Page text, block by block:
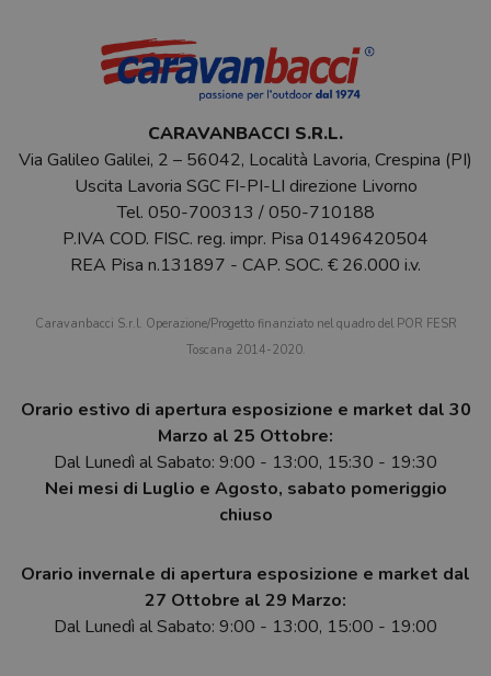
CARAVANBACCI S.R.L.
Via Galileo Galilei, 2 – 56042, Località Lavoria, Crespina (PI)
Uscita Lavoria SGC FI-PI-LI direzione Livorno
Tel. 050-700313 /050-710188
P.IVA COD. FISC. reg. impr. Pisa 01496420504
REA Pisa n.131897 - CAP. SOC. € 26.000 i.v.
Caravanbacci S.r.l. Operazione/Progetto finanziato nel quadro del POR FESR
Toscana 2014-2020.
Orario estivo di apertura esposizione e market dal 30
Marzo al 25 Ottobre:
Dal Lunedì al Sabato: 9:00 - 13:00, 15:30 - 19:30
Nei mesi di Luglio e Agosto, sabato pomeriggio
chiuso
Orario invernale di apertura esposizione e market dal
27 Ottobre al 29 Marzo:
Dal Lunedì al Sabato: 9:00 - 13:00, 15:00 - 19:00